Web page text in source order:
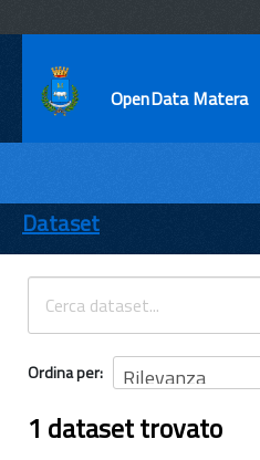
OpenData Matera
ENTI
TEMI
INFORMAZIONI
Dataset
Ordina per
1 dataset trovato